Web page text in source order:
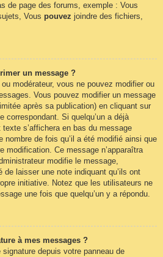
de page des forums, exemple : Vous
Vous pouvez joindre des fichiers,
un message ?
modérateur, vous ne pouvez modifier ou
Vous pouvez modifier un message
après sa publication) en cliquant sur
correspondant. Si quelqu’un a déjà
s’affichera en bas du message
nombre de fois qu’il a été modifié ainsi que
modification. Ce message n’apparaîtra
modifie le message,
laisser une note indiquant qu’ils ont
initiative. Notez que les utilisateurs ne
une fois que quelqu’un y a répondu.
à mes messages ?
signature depuis votre panneau de